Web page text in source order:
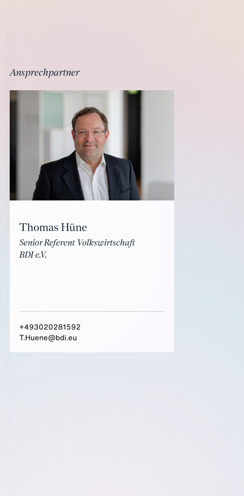
Ansprechpartner
Thomas Hüne
Senior Referent Volkswirtschaft
BDI e.V.
+493020281592
T.Huene@bdi.eu